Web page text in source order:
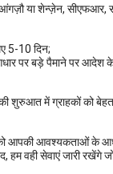
या शेन्ज़ेन, सीएफआर,
5-10 दिन;
पर बड़े पैमाने पर आदेश
शुरुआत में ग्राहकों को
आपकी आवश्यकताओं के
हम वही सेवाएं जारी रखेंगे